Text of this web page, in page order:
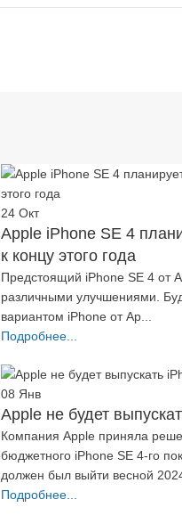
24Окт
Apple iPhone SE 4
к концу этого года
Предстоящий iPhone SE 4 от
различными улучшениями.
вариантом iPhone от Ap...
Подробнее...
08 Янв
Apple не будет
Компания Apple приняла
бюджетного iPhone SE 4-го
должен был выйти весной
Подробнее...